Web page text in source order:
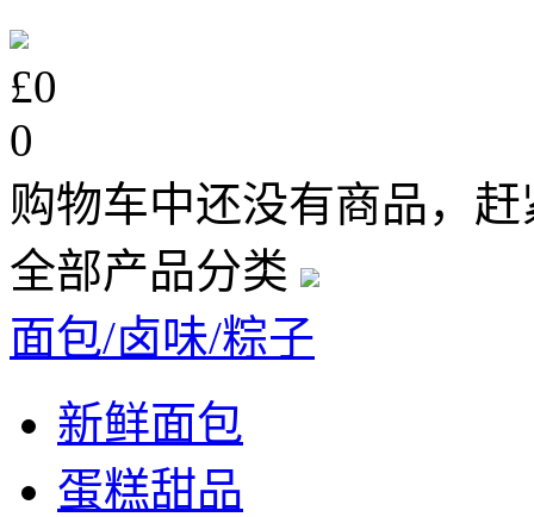
£0
0
购物车中还没有商品，
全部产品分类
面包/卤味/粽子
新鲜面包
蛋糕甜品